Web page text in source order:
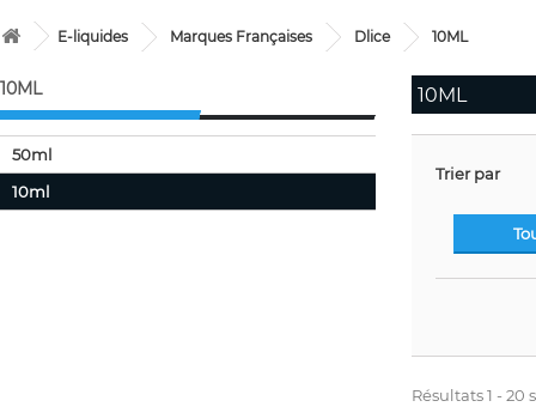
E-liquides Marques Françaises Dlice 10ML
10ML
50ml
10ml
10ML
Trier par
Résultats 1 - 20